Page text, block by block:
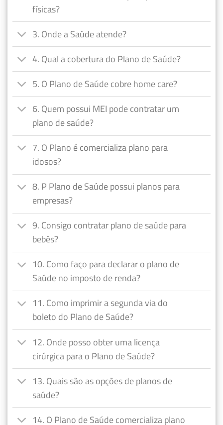
físicas?
3. Onde a Saúde atende?
4. Qual a cobertura do Plano de Saúde?
5. O Plano de Saúde cobre home care?
6. Quem possui MEI pode contratar um
plano de saúde?
7. O Plano é comercializa plano para
idosos?
8. P Plano de Saúde possui planos para
empresas?
9. Consigo contratar plano de saúde para
bebês?
10. Como faço para declarar o plano de
Saúde no imposto de renda?
11. Como imprimir a segunda via do
boleto do Plano de Saúde?
12. Onde posso obter uma licença
cirúrgica para o Plano de Saúde?
13. Quais são as opções de planos de
saúde?
14. O Plano de Saúde comercializa plano